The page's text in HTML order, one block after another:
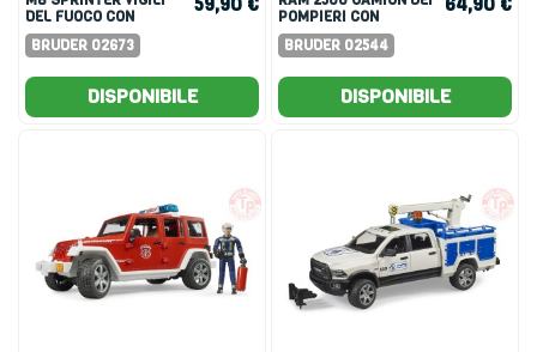
DEL FUOCO CON
POMPA A SCALA
GIREVOLE E MODULO
BRUDER 02673
DISPONIBILE
POMPIERI CON
MODULO LIGHT +
SOUND
BRUDER 02544
DISPONIBILE